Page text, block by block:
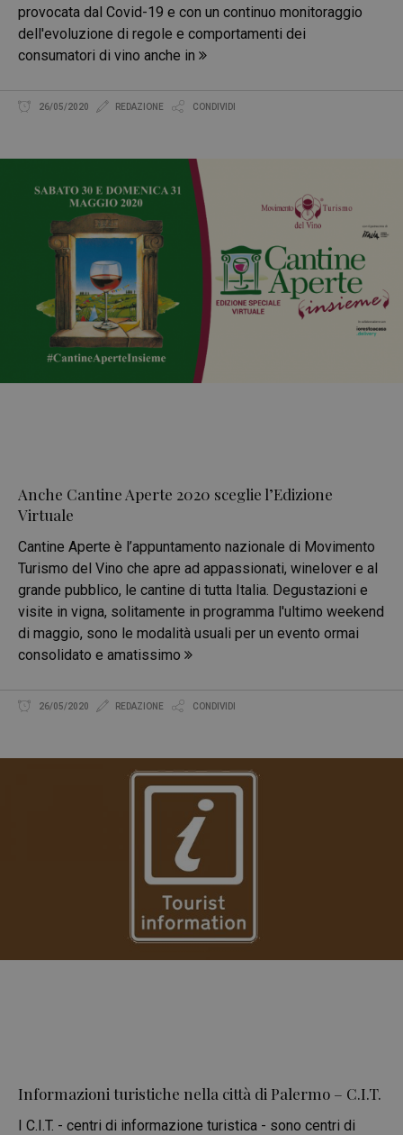
provocata dal Covid-19 e con un continuo monitoraggio
dell'evoluzione di regole e comportamenti dei
consumatori di vino anche in
26/05/2020 REDAZIONE CONDIVIDI
Anche Cantine Aperte 2020 sceglie l’Edizione
Virtuale
Cantine Aperte è l’appuntamento nazionale di Movimento
Turismo del Vino che apre ad appassionati, winelover e al
grande pubblico, le cantine di tutta Italia. Degustazioni e
visite in vigna, solitamente in programma l'ultimo weekend
di maggio, sono le modalità usuali per un evento ormai
consolidato e amatissimo
26/05/2020 REDAZIONE CONDIVIDI
Informazioni turistiche nella città di Palermo – C.I.T.
I C.I.T. - centri di informazione turistica - sono centri di